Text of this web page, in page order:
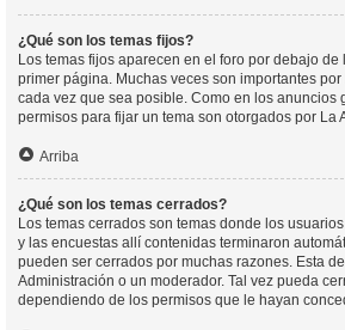
¿Qué son los temas fijos?
Los temas fijos aparecen en el foro por debajo
primer página. Muchas veces son importantes
cada vez que sea posible. Como en los anuncios
permisos para fijar un tema son otorgados por La
Arriba
¿Qué son los temas cerrados?
Los temas cerrados son temas donde los
y las encuestas allí contenidas terminaron
pueden ser cerrados por muchas razones. Esta
Administración o un moderador. Tal vez pueda
dependiendo de los permisos que le hayan